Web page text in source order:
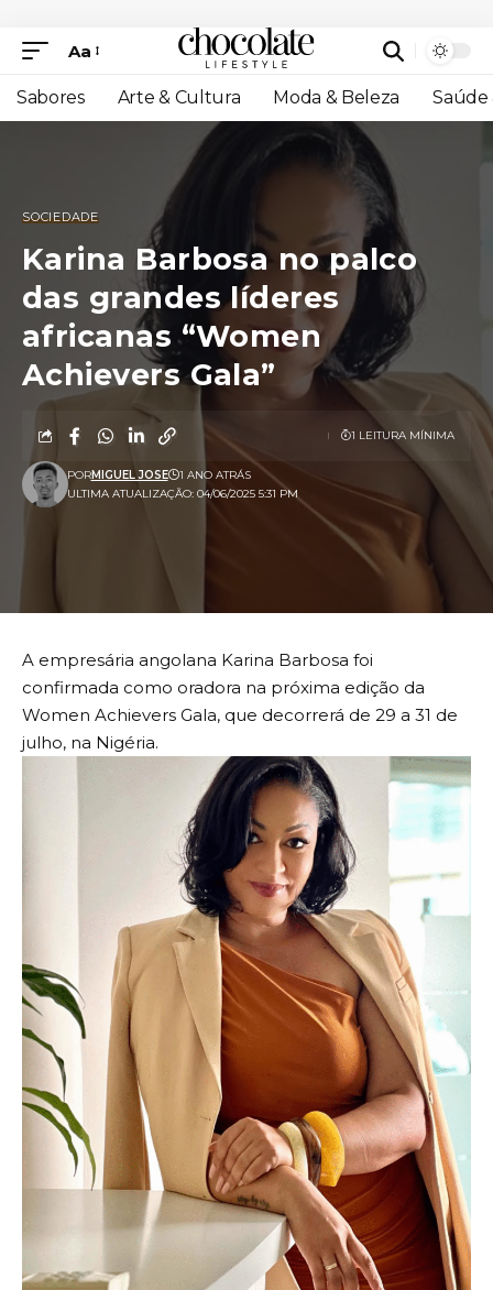
Aa
Sabores Arte & Cultura Moda & Beleza Saúde
SOCIEDADE
Karina Barbosa no palco
das grandes líderes
africanas “Women
Achievers Gala”
ULTIMA ATUALIZAÇÃO: 04/06/2025 5:31 PM
PORMIGUEL JOSE 1 ANO ATRÁS
1 LEITURA MÍNIMA
A empresária angolana Karina Barbosa foi
confirmada como oradora na próxima edição da
Women Achievers Gala, que decorrerá de 29 a 31 de
julho, na Nigéria.